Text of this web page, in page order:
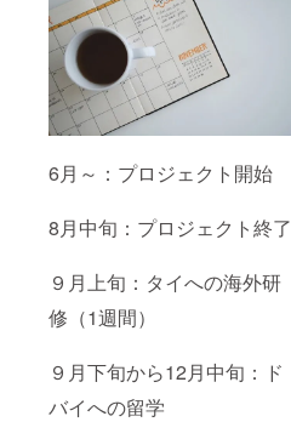
6月～：プロジェクト開始
8月中旬：プロジェクト終了
９月上旬：タイへの海外研
修（1週間）
９月下旬から12月中旬：ド
バイへの留学